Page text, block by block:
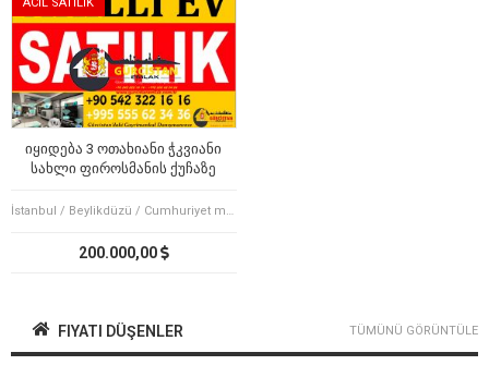
იყიდება 3 ოთახიანი ჭკვიანი
სახლი ფიროსმანის ქუჩაზე
İstanbul / Beylikdüzü / Cumhuriyet mah.
200.000,00
FIYATI DÜŞENLER TÜMÜNÜ GÖRÜNTÜLE